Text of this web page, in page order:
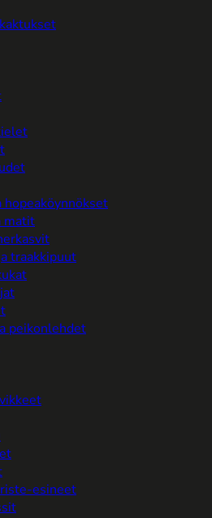
hopeaköynnökset
matit
traakkipuut
peikonlehdet
esineet